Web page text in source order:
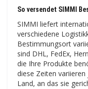
So versendet SIMMI
SIMMI liefert
verschiedene
Bestimmungsort
sind DHL, FedEx,
die Ihre Produkte
diese Zeiten
Land, an das sie